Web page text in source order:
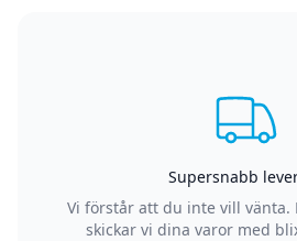
Supersnabb
Vi förstår att du inte vill vänta.
skickar vi dina varor med